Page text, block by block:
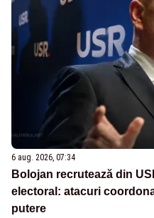
6 aug. 2026, 07:34
Bolojan recrutează din
electoral: atacuri
putere